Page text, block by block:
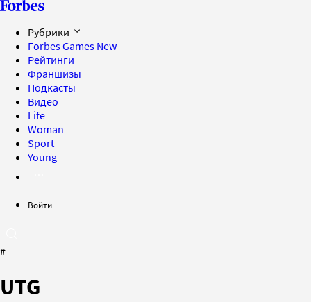
Рубрики
Forbes Games New
Рейтинги
Франшизы
Подкасты
Видео
Life
Woman
Sport
Young
Войти
#
UTG